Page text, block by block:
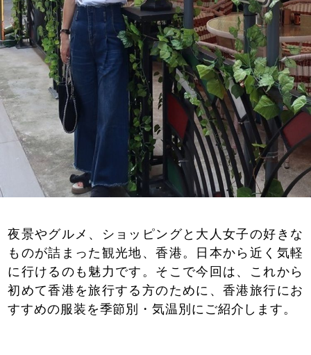
夜景やグルメ、ショッピングと大人女子の好きな
ものが詰まった観光地、香港。日本から近く気軽
に行けるのも魅力です。そこで今回は、これから
初めて香港を旅行する方のために、香港旅行にお
すすめの服装を季節別・気温別にご紹介します。